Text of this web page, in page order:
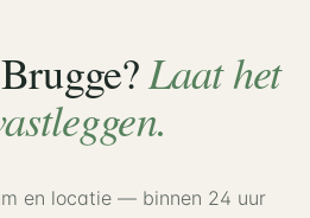
Brugge?Laat het
en locatie — binnen 24 uur